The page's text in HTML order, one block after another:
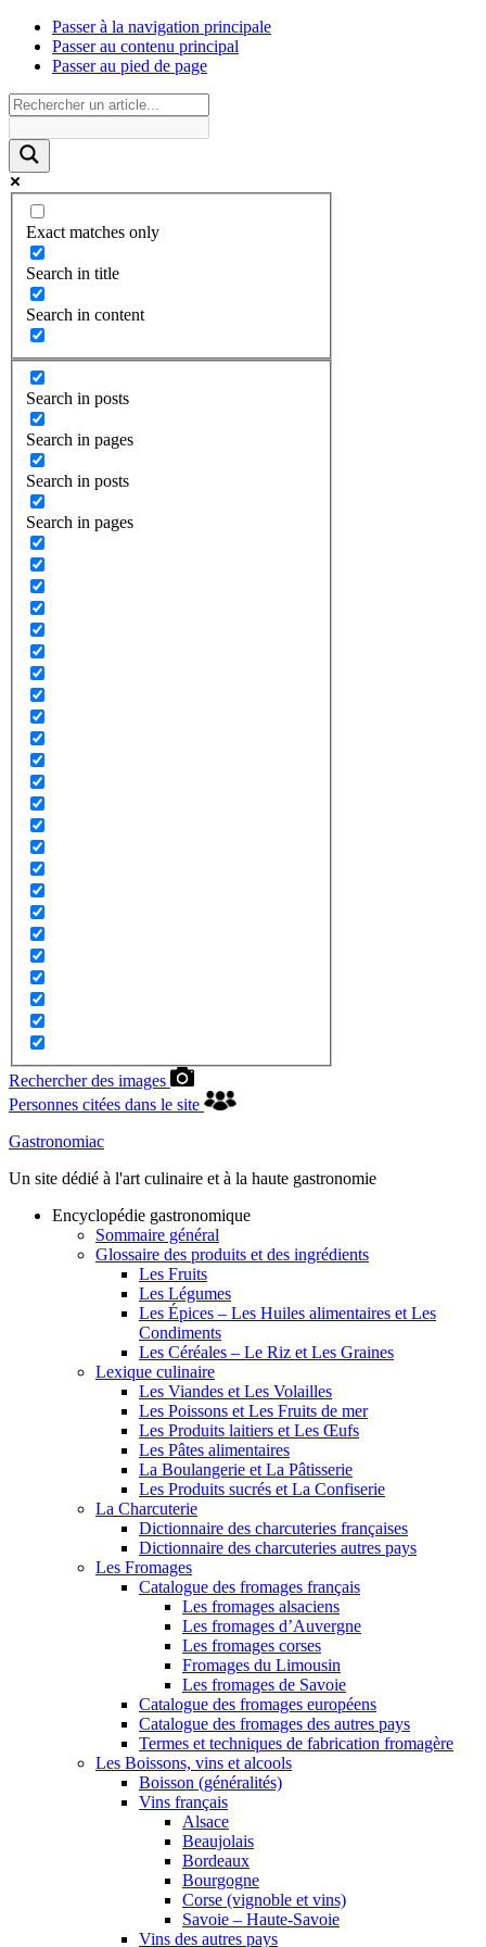
Passer à la navigation principale
Passer au contenu principal
Passer au pied de page
Exact matches only
Search in title
Search in content
Search in posts
Search in pages
Search in posts
Search in pages
Rechercher des images
Personnes citées dans le site
Gastronomiac
Un site dédié à l'art culinaire et à la haute gastronomie
Encyclopédie gastronomique
Sommaire général
Glossaire des produits et des ingrédients
Les Fruits
Les Légumes
Les Épices – Les Huiles alimentaires et Les
Condiments
Les Céréales – Le Riz et Les Graines
Lexique culinaire
Les Viandes et Les Volailles
Les Poissons et Les Fruits de mer
Les Produits laitiers et Les Œufs
Les Pâtes alimentaires
La Boulangerie et La Pâtisserie
Les Produits sucrés et La Confiserie
La Charcuterie
Dictionnaire des charcuteries françaises
Dictionnaire des charcuteries autres pays
Les Fromages
Catalogue des fromages français
Les fromages alsaciens
Les fromages d’Auvergne
Les fromages corses
Fromages du Limousin
Les fromages de Savoie
Catalogue des fromages européens
Catalogue des fromages des autres pays
Termes et techniques de fabrication fromagère
Les Boissons, vins et alcools
Boisson (généralités)
Vins français
Alsace
Beaujolais
Bordeaux
Bourgogne
Corse (vignoble et vins)
Savoie – Haute-Savoie
Vins des autres pays